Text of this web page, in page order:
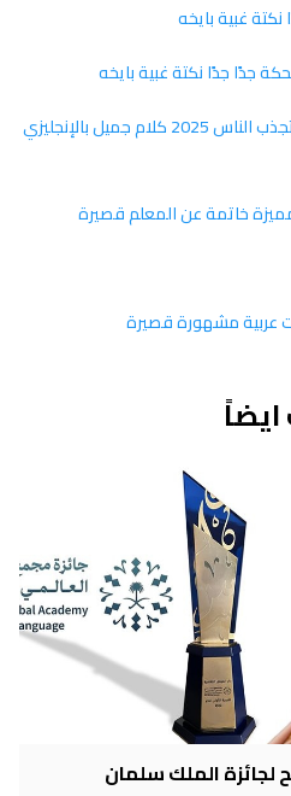
غبية بايخه
عبارات جميلة قصيرة ومعبرة جدا تجذب الناس 2025 كلام جميل بالإنجليزي
خاتمة عن المعلم قصيرة
عربية مشهورة قصيرة
لجائزة الملك سلمان